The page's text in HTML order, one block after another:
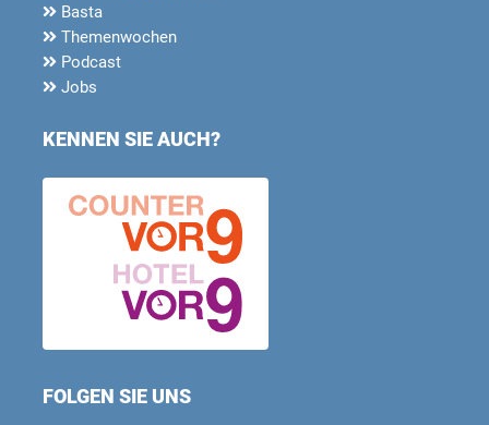
Basta
Themenwochen
Podcast
Jobs
KENNEN SIE AUCH?
FOLGEN SIE UNS